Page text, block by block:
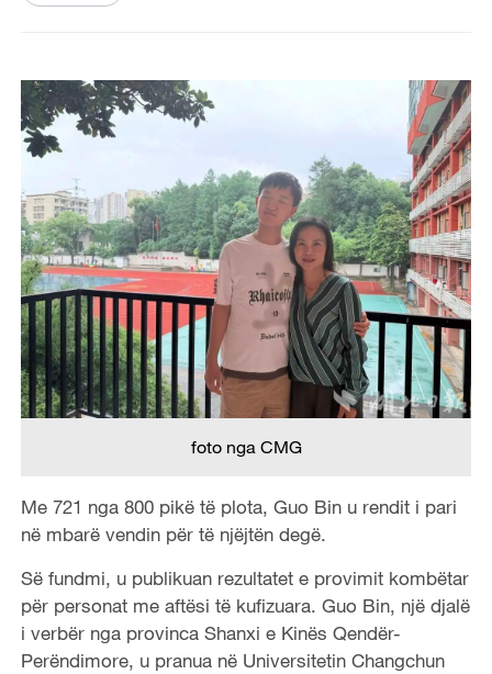
foto nga CMG
Me 721 nga 800 pikë të plota, Guo Bin u rendit i pari
në mbarë vendin për të njëjtën degë.
Së fundmi, u publikuan rezultatet e provimit kombëtar
për personat me aftësi të kufizuara. Guo Bin, një djalë
i verbër nga provinca Shanxi e Kinës Qendër-
Perëndimore, u pranua në Universitetin Changchun